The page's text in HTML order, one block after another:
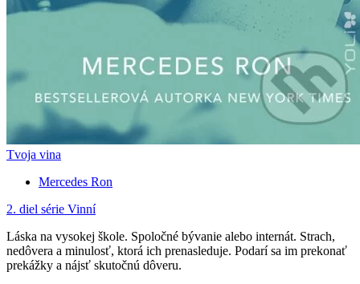
Tvoja vina
Mercedes Ron
2. diel série Vinní
Láska na vysokej škole. Spoločné bývanie alebo internát. Strach,
nedôvera a minulosť, ktorá ich prenasleduje. Podarí sa im prekonať
prekážky a nájsť skutočnú dôveru.